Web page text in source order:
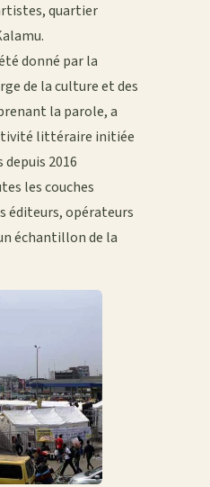
quartier
donné par la
de la culture et des
la parole, a
littéraire initiée
2016
les couches
éditeurs, opérateurs
échantillon de la